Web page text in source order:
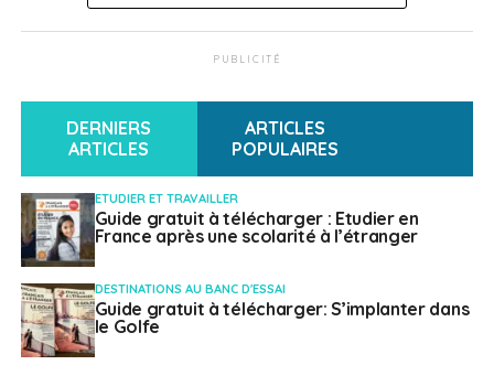
PUBLICITÉ
DERNIERS
ARTICLES
ARTICLES
POPULAIRES
ETUDIER ET TRAVAILLER
Guide gratuit à télécharger : Etudier en
France après une scolarité à l’étranger
DESTINATIONS AU BANC D'ESSAI
Guide gratuit à télécharger: S’implanter dans
le Golfe